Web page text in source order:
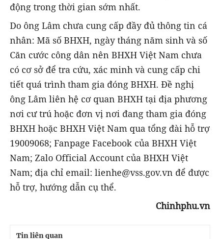
động trong thời gian sớm nhất.
Do ông Lâm chưa cung cấp đầy đủ thông tin cá
nhân: Mã số BHXH, ngày tháng năm sinh và số
Căn cước công dân nên BHXH Việt Nam chưa
có cơ sở để tra cứu, xác minh và cung cấp chi
tiết quá trình tham gia đóng BHXH. Đề nghị
ông Lâm liên hệ cơ quan BHXH tại địa phương
nơi cư trú hoặc đơn vị nơi đang tham gia đóng
BHXH hoặc BHXH Việt Nam qua tổng đài hỗ trợ
19009068; Fanpage Facebook của BHXH Việt
Nam; Zalo Official Account của BHXH Việt
Nam; địa chỉ email: lienhe@vss.gov.vn để được
hỗ trợ, hướng dẫn cụ thể.
Chinhphu.vn
Tin liên quan